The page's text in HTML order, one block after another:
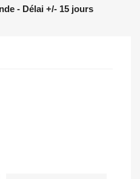
- Délai +/- 15 jours